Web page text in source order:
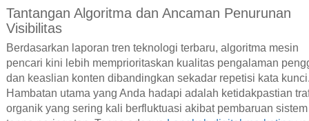
Tantangan Algoritma dan Ancaman Penurunan
Visibilitas
Berdasarkan laporan tren teknologi terbaru, algoritma mesin
pencari kini lebih memprioritaskan kualitas pengalaman
dan keaslian konten dibandingkan sekadar repetisi kata
Hambatan utama yang Anda hadapi adalah ketidakpastian
organik yang sering kali berfluktuasi akibat pembaruan sistem